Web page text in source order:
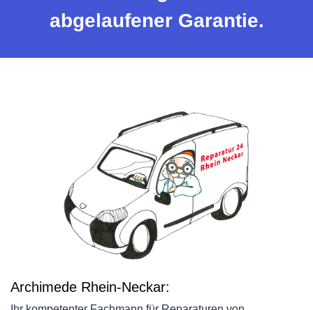
abgelaufener Garantie.
Archimede Rhein-Neckar: